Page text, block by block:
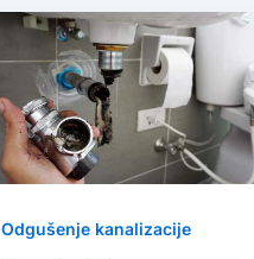
Odgušenje kanalizacije